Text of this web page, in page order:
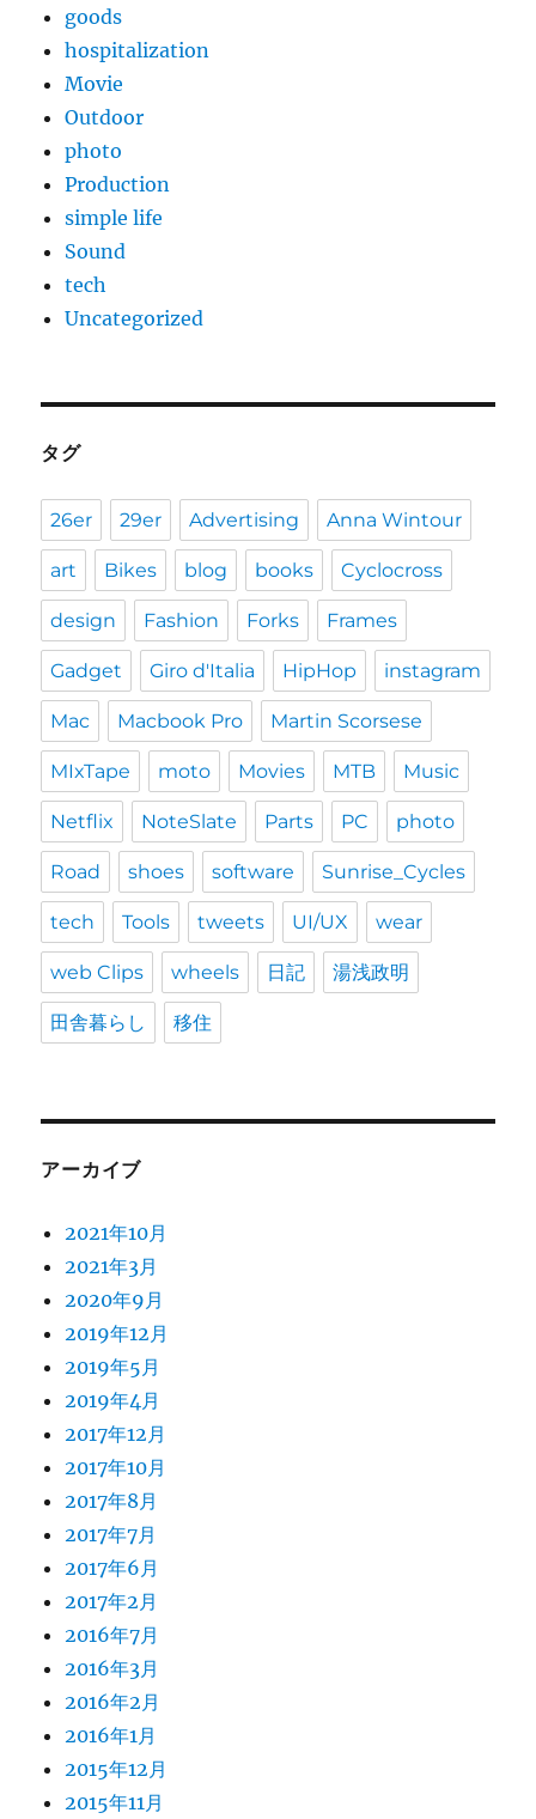
goods
hospitalization
Movie
Outdoor
photo
Production
simple life
Sound
tech
Uncategorized
タグ
26er 29er Advertising Anna Wintour
art Bikes blog books Cyclocross
design Fashion Forks Frames
Gadget Giro d'Italia HipHop instagram
Mac Macbook Pro Martin Scorsese
MIxTape moto Movies MTB Music
Netflix NoteSlate Parts PC photo
Road shoes software Sunrise_Cycles
tech Tools tweets UI/UX wear
web Clips wheels 日記 湯浅政明
田舎暮らし 移住
アーカイブ
2021年10月
2021年3月
2020年9月
2019年12月
2019年5月
2019年4月
2017年12月
2017年10月
2017年8月
2017年7月
2017年6月
2017年2月
2016年7月
2016年3月
2016年2月
2016年1月
2015年12月
2015年11月